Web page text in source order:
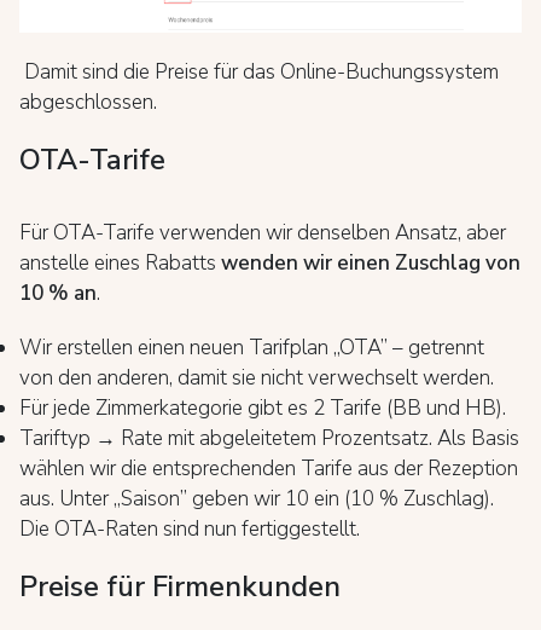
Damit sind die Preise für das Online-Buchungssystem
abgeschlossen.
OTA-Tarife
Für OTA-Tarife verwenden wir denselben Ansatz, aber
anstelle eines Rabatts wenden wir einen Zuschlag von
10 % an.
Wir erstellen einen neuen Tarifplan „OTA” – getrennt
von den anderen, damit sie nicht verwechselt werden.
Für jede Zimmerkategorie gibt es 2 Tarife (BB und HB).
Tariftyp → Rate mit abgeleitetem Prozentsatz. Als Basis
wählen wir die entsprechenden Tarife aus der Rezeption
aus. Unter „Saison” geben wir 10 ein (10 % Zuschlag).
Die OTA-Raten sind nun fertiggestellt.
Preise für Firmenkunden